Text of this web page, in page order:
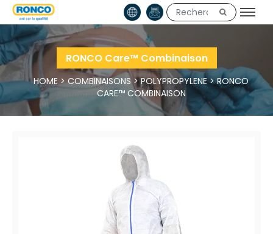
RONCO Care™ Combinaison
HOME >COMBINAISONS>POLYPROPYLENE>RONCO
CARE™ COMBINAISON